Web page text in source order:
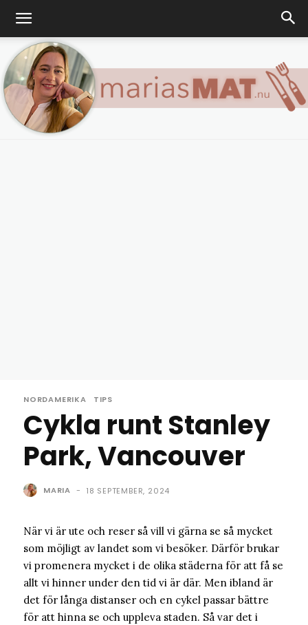
NORDAMERIKA TIPS
Cykla runt Stanley
Park, Vancouver
MARIA - 18 SEPTEMBER, 2024
När vi är ute och reser så vill vi gärna se så mycket
som möjligt av landet som vi besöker. Därför brukar
vi promenera mycket i de olika städerna för att få se
allt vi hinner under den tid vi är där. Men ibland är
det för långa distanser och en cykel passar bättre
för att hinna se och uppleva staden. Så var det i